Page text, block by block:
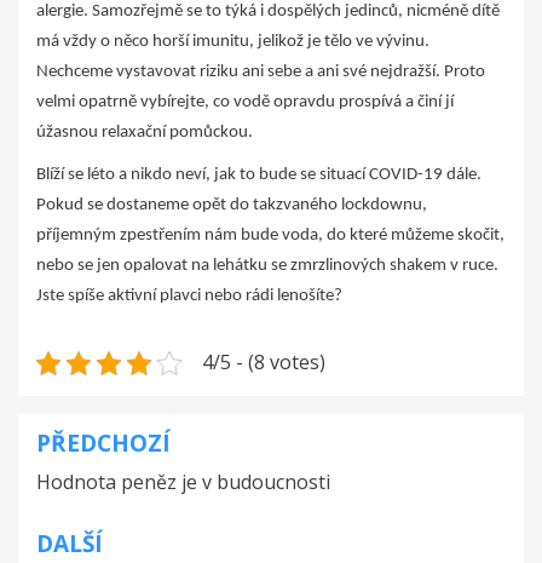
alergie. Samozřejmě se to týká i dospělých jedinců, nicméně dítě
má vždy o něco horší imunitu, jelikož je tělo ve vývinu.
Nechceme vystavovat riziku ani sebe a ani své nejdražší. Proto
velmi opatrně vybírejte, co vodě opravdu prospívá a činí jí
úžasnou relaxační pomůckou.
Blíží se léto a nikdo neví, jak to bude se situací COVID-19 dále.
Pokud se dostaneme opět do takzvaného lockdownu,
příjemným zpestřením nám bude voda, do které můžeme skočit,
nebo se jen opalovat na lehátku se zmrzlinových shakem v ruce.
Jste spíše aktivní plavci nebo rádi lenošíte?
4/5 - (8 votes)
Navigace
pro
příspěvek
PŘEDCHOZÍ
Hodnota peněz je v budoucnosti
DALŠÍ